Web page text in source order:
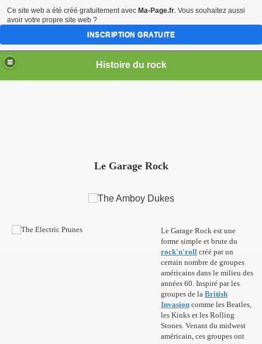
Histoire du rock
Le Garage Rock
Le Garage Rock est une
forme simple et brute du
rock'n'roll créé par un
certain nombre de groupes
américains dans le milieu des
années 60. Inspiré par les
groupes de la British
Invasion comme les Beatles,
les Kinks et les Rolling
Stones. Venant du midwest
américain, ces groupes ont
Ce site web a été créé gratuitement avec Ma-Page.fr. Vous souhaitez aussi
avoir votre propre site web ?
INSCRIPTION GRATUITE